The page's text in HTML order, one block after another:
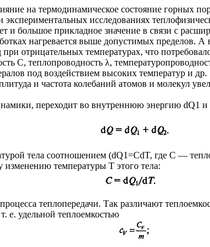
на термодинамическое состояние горных
исследованиях
большое прикладное значение в связи с
нагревается выше допустимых пределов.
отрицательных температурах, что
С, теплопроводность λ,
под воздействием высоких температур и др.
и частота колебаний атомов и молекул
переходит во внутреннюю энергию
тела соотношением (dQ1=CdT, где С —
изменению температуры Т этого тела:
теплопередачи. Так различают
е. удельной теплоемкостью